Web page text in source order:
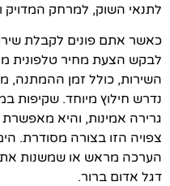
לתנאי השוק, למרחק המדויק
כאשר אתם פונים לקבלת
לבקש הצעת מחיר טלפונית
השירות, כולל זמן ההמתנה,
נדרש חילוץ מיוחד. שקיפות
גרירה אמינות, והיא
צפויה הזו בצורה מסודרת.
הערכה מראש או שמשנות
דגל אדום ברור.